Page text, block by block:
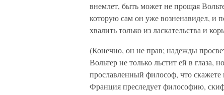
внемлет, быть может не прощая
которую сам он уже возненавидел, и
хвалить только из ласкательства и
(Конечно, он не прав; надежды
Вольтер не только льстит ей в глаза,
прославленный философ, что
Франция преследует философию,